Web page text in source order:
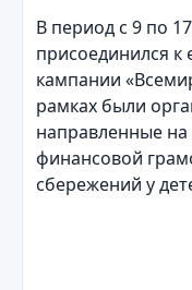
В период с 9 по
присоединился к
кампании
рамках были
направленные
финансовой
сбережений у